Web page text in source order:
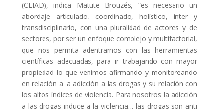
(CLIAD), indica Matute Brouzés, “es necesario un
abordaje articulado, coordinado, holístico, inter y
transdisciplinario, con una pluralidad de actores y de
sectores, por ser un enfoque complejo y multifactorial,
que nos permita adentrarnos con las herramientas
científicas adecuadas, para ir trabajando con mayor
propiedad lo que venimos afirmando y monitoreando
en relación a la adicción a las drogas y su relación con
los altos índices de violencia. Para nosotros la adicción
a las drogas induce a la violencia… las drogas son anti